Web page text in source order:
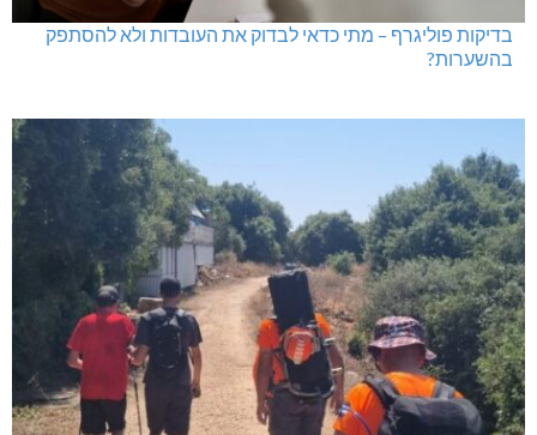
בדיקות פוליגרף – מתי כדאי לבדוק את העובדות ולא להסתפק
בהשערות?